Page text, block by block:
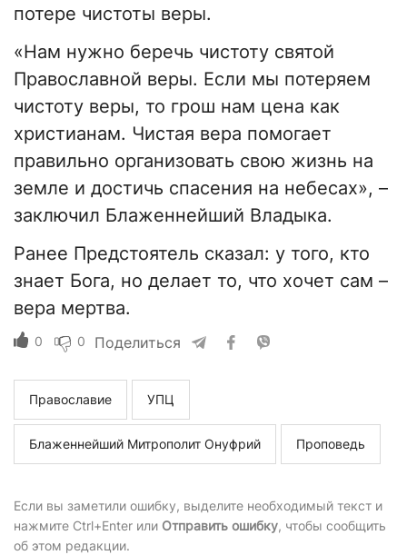
потере чистоты веры.
«Нам нужно беречь чистоту святой
Православной веры. Если мы потеряем
чистоту веры, то грош нам цена как
христианам. Чистая вера помогает
правильно организовать свою жизнь на
земле и достичь спасения на небесах», –
заключил Блаженнейший Владыка.
Ранее Предстоятель сказал: у того, кто
знает Бога, но делает то, что хочет сам –
вера мертва.
0 0 Поделиться
Православие УПЦ
Блаженнейший Митрополит Онуфрий Проповедь
Если вы заметили ошибку, выделите необходимый текст и
нажмите Ctrl+Enter или Отправить ошибку, чтобы сообщить
об этом редакции.